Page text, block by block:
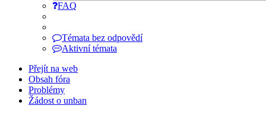
FAQ
Témata bez odpovědí
Aktivní témata
Přejít na web
Obsah fóra
Problémy
Žádost o unban